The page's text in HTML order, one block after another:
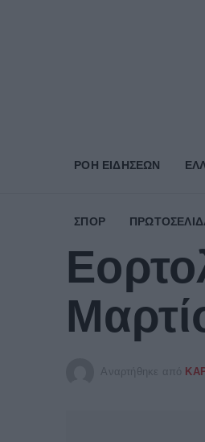
ΡΟΗ ΕΙΔΗΣΕΩΝ
ΣΠΟΡ
Αναρτήθηκε από